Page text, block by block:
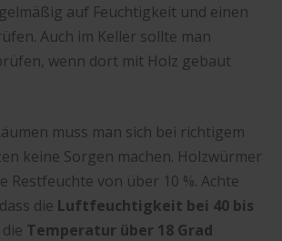
auf Feuchtigkeit und einen
Auch im Keller sollte man
wenn dort mit Holz gebaut
muss man sich bei richtigem
keine Sorgen machen. Holzwürmer
Restfeuchte von über 10 %. Achte
die Luftfeuchtigkeit bei 40 bis
Temperatur über 18 Grad